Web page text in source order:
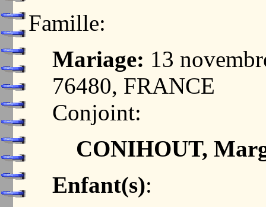
Famille:
Mariage: 13
76480, FRANCE
Conjoint:
CONIHOUT,
Enfant(s):